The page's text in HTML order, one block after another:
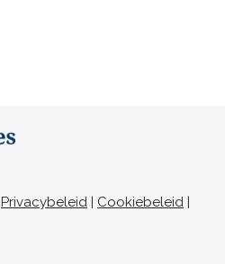
Privacybeleid | Cookiebeleid |